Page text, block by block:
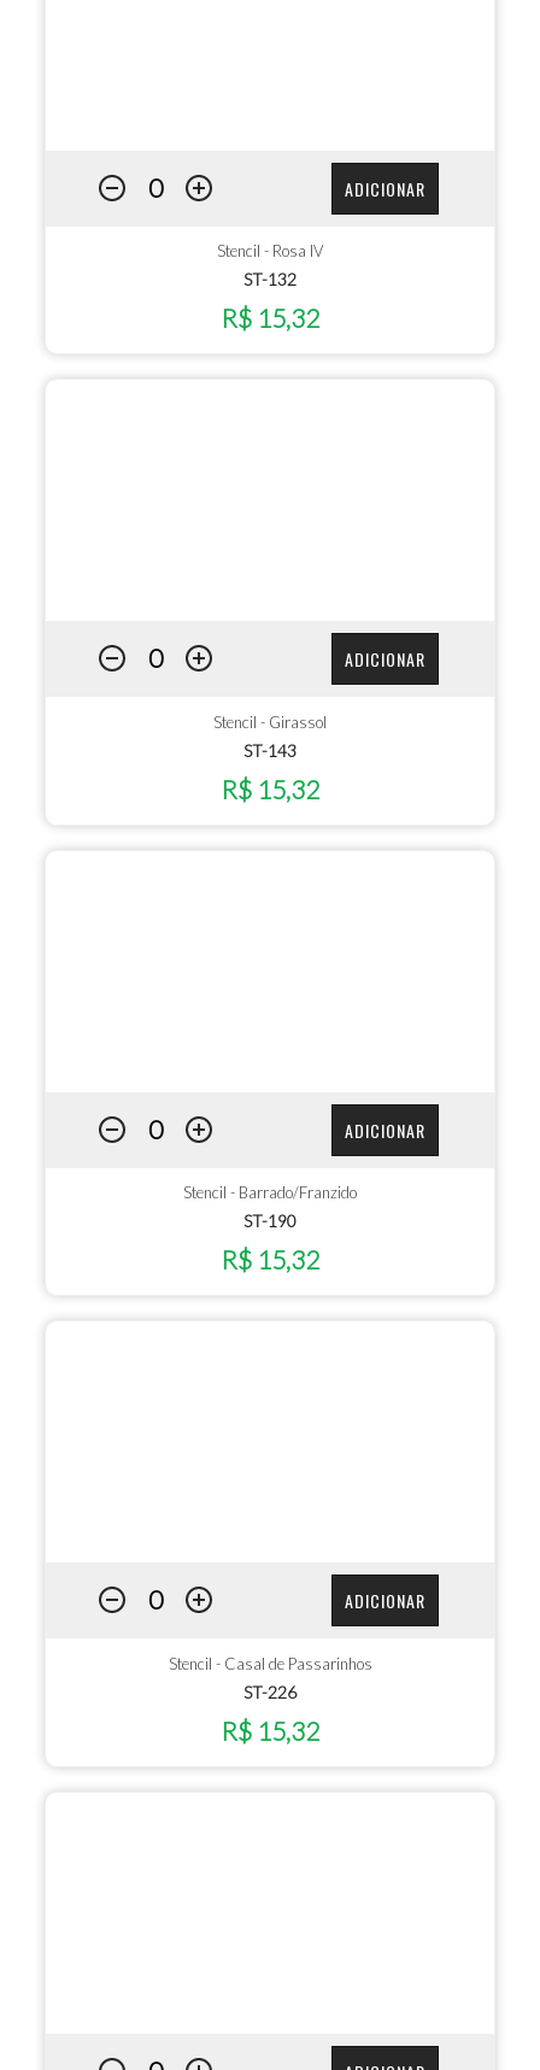
ADICIONAR
Stencil - Rosa IV
ST-132
R$ 15,32
ADICIONAR
Stencil - Girassol
ST-143
R$ 15,32
ADICIONAR
Stencil - Barrado/Franzido
ST-190
R$ 15,32
ADICIONAR
Stencil - Casal de Passarinhos
ST-226
R$ 15,32